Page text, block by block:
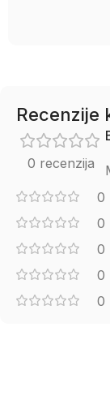
Recenzije
0 recenzija
0
0
0
0
0